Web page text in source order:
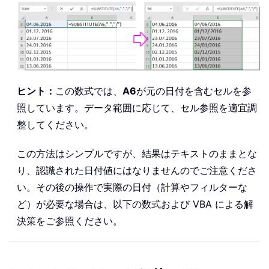
ヒント： この数式では、 A6が元の日付を含むセルを参
照しています。データ範囲に応じて、セル参照を適宜調
整してください。
この方法はシンプルですが、結果はテキストのままとな
り、認識された日付値にはなりませんのでご注意くださ
い。その後の操作で実際の日付（計算やフィルターな
ど）が必要な場合は、以下の数式および VBA による解
決策をご参照ください。